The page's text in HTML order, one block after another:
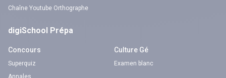
Chaîne Youtube Orthographe
digiSchool Prépa
Concours
Superquiz
Annales
Culture Gé
Examen blanc